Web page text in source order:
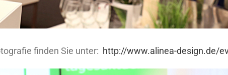
finden Sie unter: http://www.alinea-design.de/